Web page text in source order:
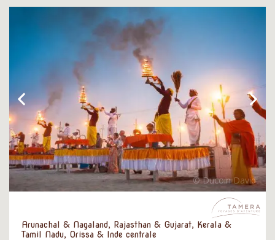
Arunachal & Nagaland, Rajasthan & Gujarat, Kerala &
Tamil Nadu, Orissa & Inde centrale